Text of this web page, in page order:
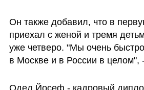
Он также добавил, что в
приехал с женой и тремя
уже четверо. "Мы очень
в Москве и в России в целом",
Одед Йосеф - кадровый